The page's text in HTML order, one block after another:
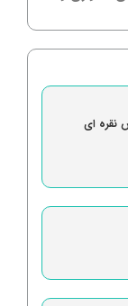
جی ال ایکس نقره ای